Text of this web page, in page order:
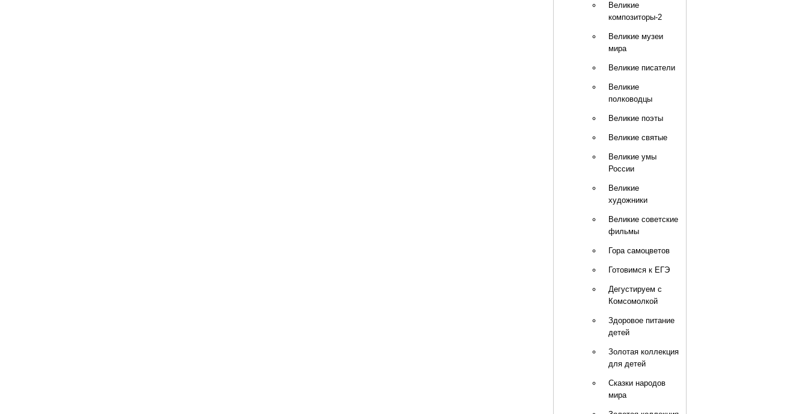
Великие
композиторы-2
Великие музеи
мира
Великие писатели
Великие
полководцы
Великие поэты
Великие святые
Великие умы
России
Великие
художники
Великие советские
фильмы
Гора самоцветов
Готовимся к ЕГЭ
Дегустируем с
Комсомолкой
Здоровое питание
детей
Золотая коллекция
для детей
Сказки народов
мира